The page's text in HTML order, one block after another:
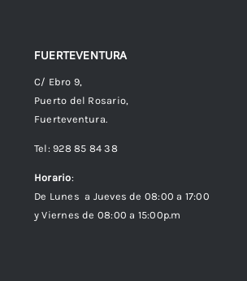
FUERTEVENTURA
C/ Ebro 9,
Puerto del Rosario,
Fuerteventura.
Tel: 928 85 84 38
Horario:
De Lunes a Jueves de 08:00 a 17:00
y Viernes de 08:00 a 15:00p.m